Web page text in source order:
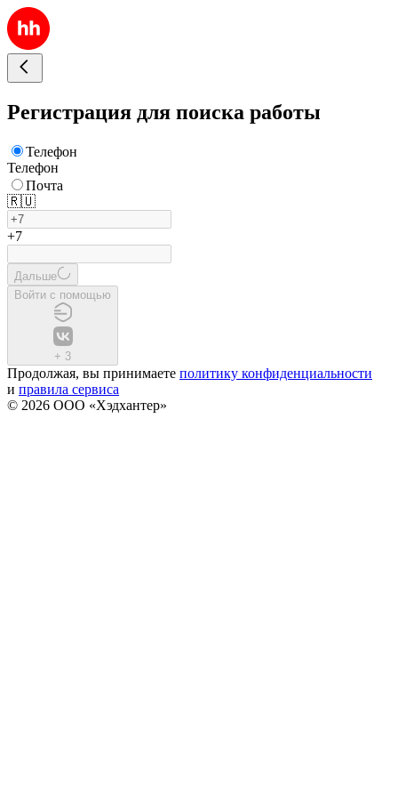
Регистрация для поиска работы
Телефон
Телефон
Почта
🇷🇺
+7
Дальше
Войти с помощью
+ 3
Продолжая, вы принимаете политику конфиденциальности
и правила сервиса
© 2026 ООО «Хэдхантер»